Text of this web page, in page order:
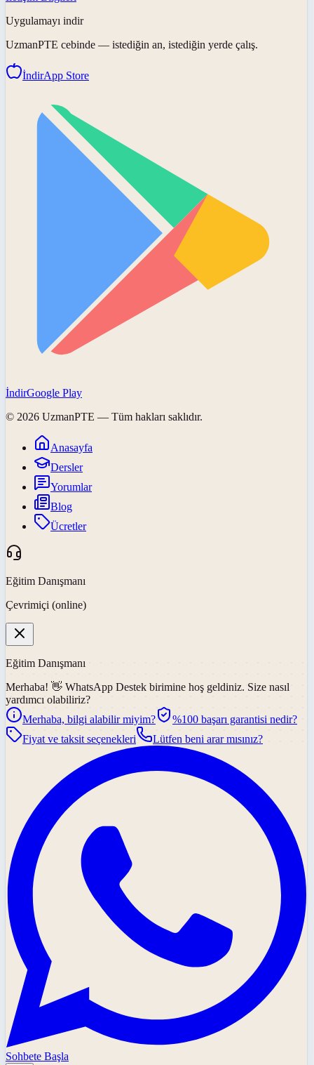
Uygulamayı indir
UzmanPTE cebinde — istediğin an, istediğin yerde çalış.
İndirApp Store
İndirGoogle Play
© 2026 UzmanPTE — Tüm hakları saklıdır.
Anasayfa
Dersler
Yorumlar
Blog
Ücretler
Eğitim Danışmanı
Çevrimiçi (online)
Eğitim Danışmanı
Merhaba! 👋 WhatsApp Destek birimine hoş geldiniz. Size nasıl
yardımcı olabiliriz?
Merhaba, bilgi alabilir miyim?
%100 başarı garantisi nedir?
Fiyat ve taksit seçenekleri
Lütfen beni arar mısınız?
Sohbete Başla